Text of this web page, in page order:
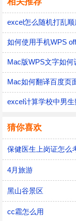
excel怎么随机打乱顺
如何使用手机WPS
Mac版WPS文字如何
Mac如何翻译百度页
excel计算学校中男
猜你喜欢
保健医生上岗证怎么
4月旅游
黑山谷景区
cc霜怎么用